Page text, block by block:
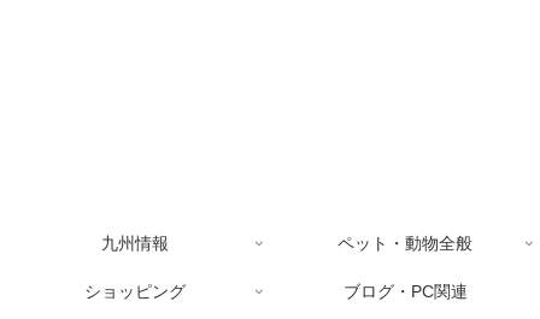
九州情報 ペット・動物全般
ショッピング ブログ・PC関連